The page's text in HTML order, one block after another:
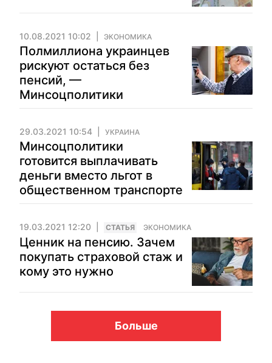
10.08.2021 10:02 ЭКОНОМИКА
Полмиллиона украинцев
рискуют остаться без
пенсий, —
Минсоцполитики
29.03.2021 10:54 УКРАИНА
Минсоцполитики
готовится выплачивать
деньги вместо льгот в
общественном транспорте
19.03.2021 12:20 CТАТЬЯ ЭКОНОМИКА
Ценник на пенсию. Зачем
покупать страховой стаж и
кому это нужно
Больше